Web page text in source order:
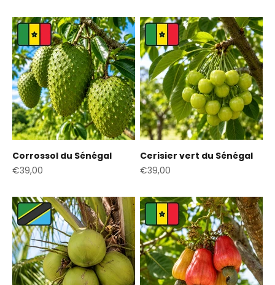
Corrossol du Sénégal
Prix de vente
€39,00
Cerisier vert du Sénégal
Prix de vente
€39,00